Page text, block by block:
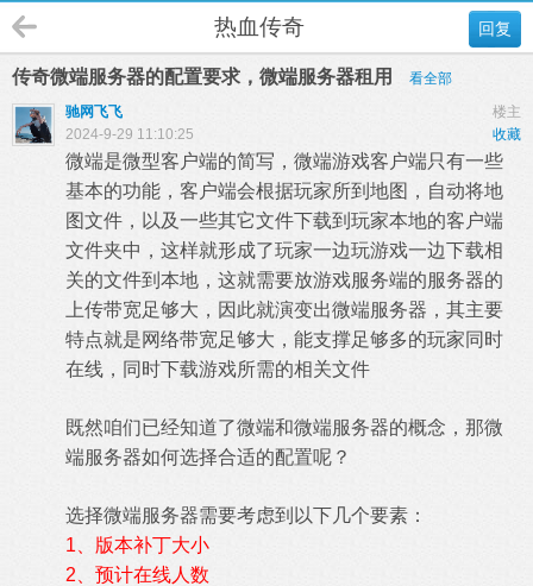
回复
热血传奇
传奇微端服务器的配置要求，微端服务器租用
看全部
楼主
驰网飞飞
收藏
2024-9-29 11:10:25
微端是微型客户端的简写，微端游戏客户端只有一些
基本的功能，客户端会根据玩家所到地图，自动将地
图文件，以及一些其它文件下载到玩家本地的客户端
文件夹中，这样就形成了玩家一边玩游戏一边下载相
关的文件到本地，这就需要放游戏服务端的服务器的
上传带宽足够大，因此就演变出微端服务器，其主要
特点就是网络带宽足够大，能支撑足够多的玩家同时
在线，同时下载游戏所需的相关文件
既然咱们已经知道了微端和微端服务器的概念，那微
端服务器如何选择合适的配置呢？
选择微端服务器需要考虑到以下几个要素：
1、版本补丁大小
2、预计在线人数